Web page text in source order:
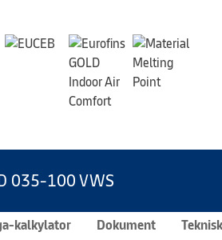
035-100 VWS
kalkylator Dokument